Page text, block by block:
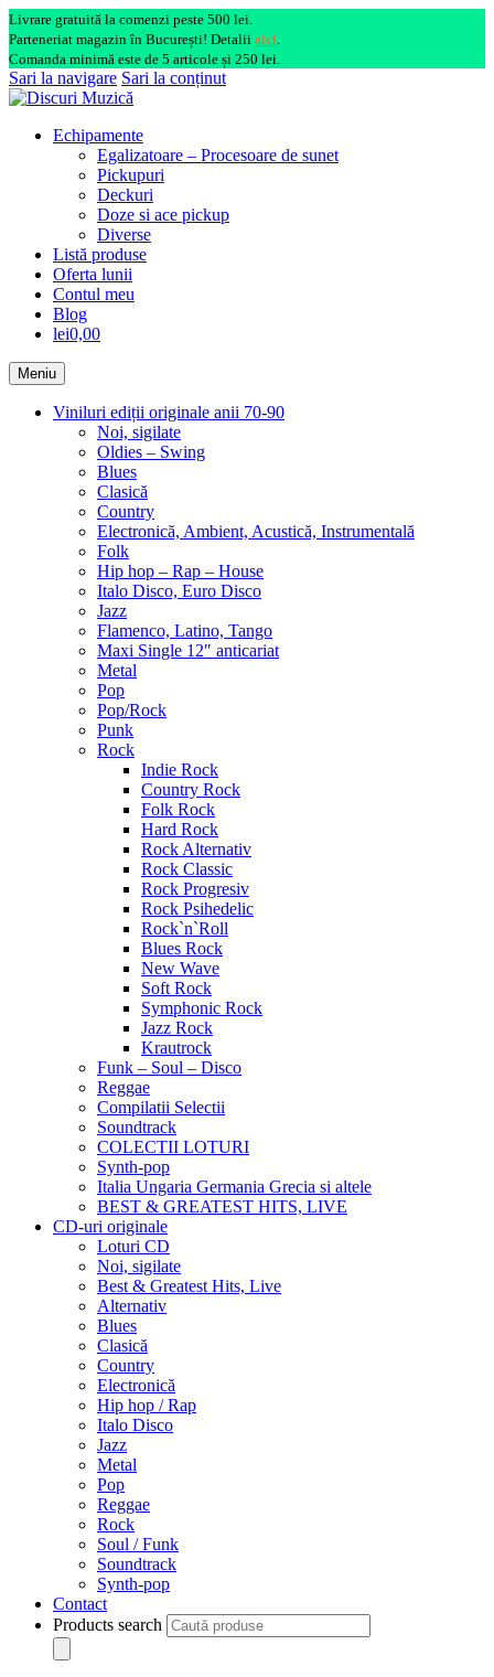
Livrare gratuită la comenzi peste 500 lei.
Parteneriat magazin în București! Detalii aici.
Comanda minimă este de 5 articole și 250 lei.
Sari la navigare Sari la conținut
Echipamente
Egalizatoare – Procesoare de sunet
Pickupuri
Deckuri
Doze si ace pickup
Diverse
Listă produse
Oferta lunii
Contul meu
Blog
lei0,00
Meniu
Viniluri ediții originale anii 70-90
Noi, sigilate
Oldies – Swing
Blues
Clasică
Country
Electronică, Ambient, Acustică, Instrumentală
Folk
Hip hop – Rap – House
Italo Disco, Euro Disco
Jazz
Flamenco, Latino, Tango
Maxi Single 12″ anticariat
Metal
Pop
Pop/Rock
Punk
Rock
Indie Rock
Country Rock
Folk Rock
Hard Rock
Rock Alternativ
Rock Classic
Rock Progresiv
Rock Psihedelic
Rock`n`Roll
Blues Rock
New Wave
Soft Rock
Symphonic Rock
Jazz Rock
Krautrock
Funk – Soul – Disco
Reggae
Compilatii Selectii
Soundtrack
COLECTII LOTURI
Synth-pop
Italia Ungaria Germania Grecia si altele
BEST & GREATEST HITS, LIVE
CD-uri originale
Loturi CD
Noi, sigilate
Best & Greatest Hits, Live
Alternativ
Blues
Clasică
Country
Electronică
Hip hop / Rap
Italo Disco
Jazz
Metal
Pop
Reggae
Rock
Soul / Funk
Soundtrack
Synth-pop
Contact
Products search